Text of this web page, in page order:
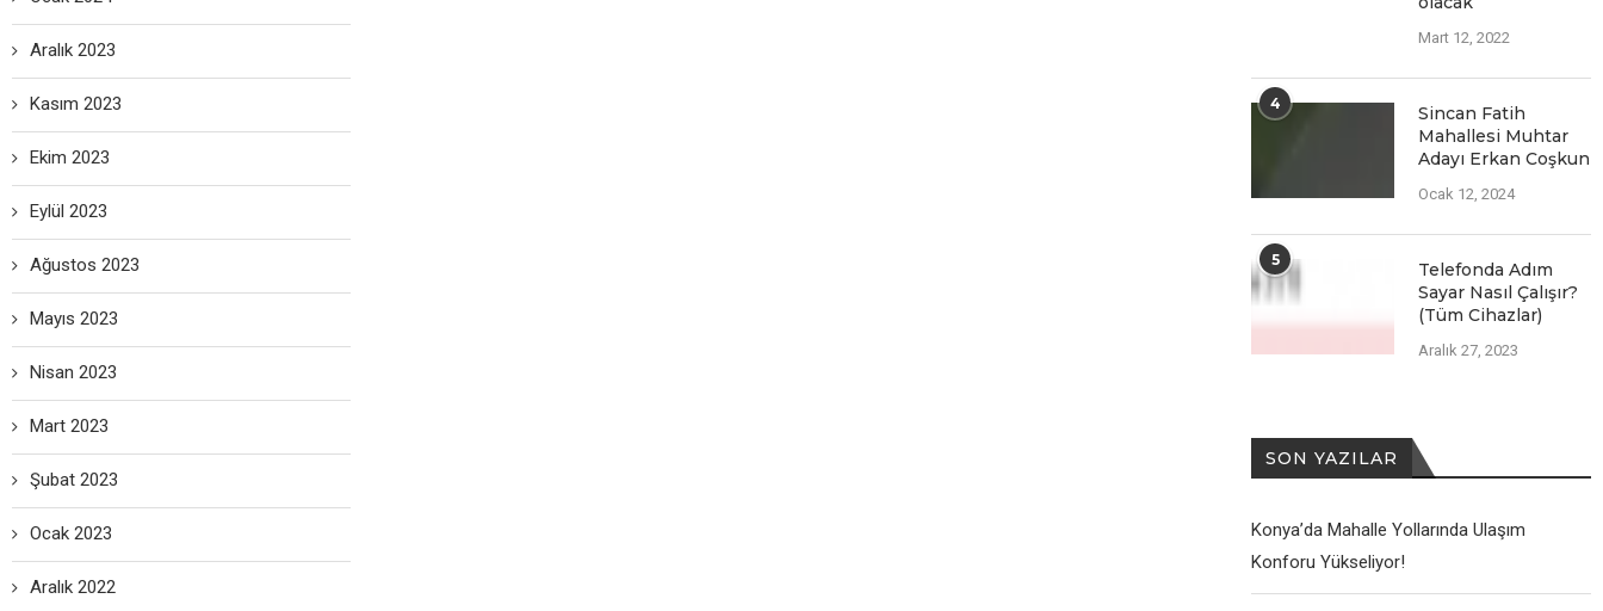
Mart 12, 2022
4
Sincan Fatih
Mahallesi Muhtar
Adayı Erkan Coşkun
Ocak 12, 2024
5
Telefonda Adım
Sayar Nasıl Çalışır?
(Tüm Cihazlar)
Aralık 27, 2023
SON YAZILAR
Konya’da Mahalle Yollarında Ulaşım
Konforu Yükseliyor!
Aralık 2023
Kasım 2023
Ekim 2023
Eylül 2023
Ağustos 2023
Mayıs 2023
Nisan 2023
Mart 2023
Şubat 2023
Ocak 2023
Aralık 2022